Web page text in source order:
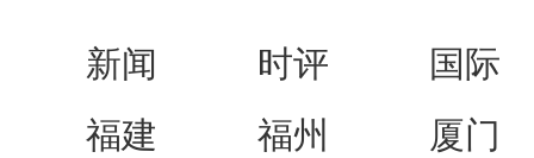
新闻 时评
国际
福建
福州
厦门